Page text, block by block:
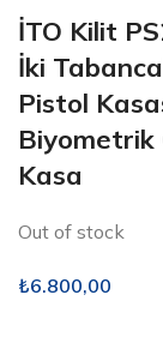
İTO Kilit
İki
Pistol
Biyometrik
Kasa
Out of stock
₺6.800,00